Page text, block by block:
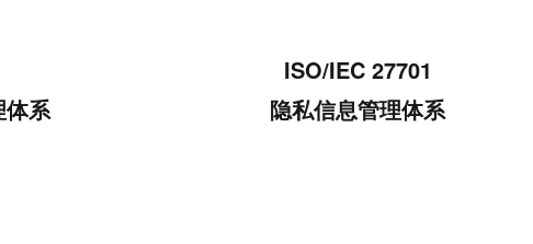
体系
ISO/IEC 27701
隐私信息管理体系